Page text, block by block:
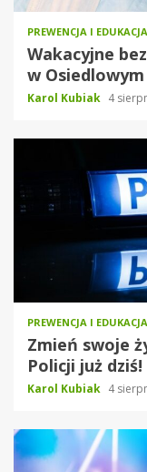
PREWENCJA I
Wakacyjne
w
Karol Kubiak 4
PREWENCJA I
Zmień swoje
Policji już dziś!
Karol Kubiak 4